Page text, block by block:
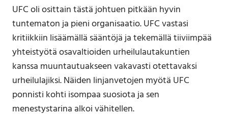
UFC oli osittain tästä johtuen pitkään hyvin
tuntematon ja pieni organisaatio. UFC vastasi
kritiikkiin lisäämällä sääntöjä ja tekemällä tiiviimpää
yhteistyötä osavaltioiden urheilulautakuntien
kanssa muuntautuakseen vakavasti otettavaksi
urheilulajiksi. Näiden linjanvetojen myötä UFC
ponnisti kohti isompaa suosiota ja sen
menestystarina alkoi vähitellen.